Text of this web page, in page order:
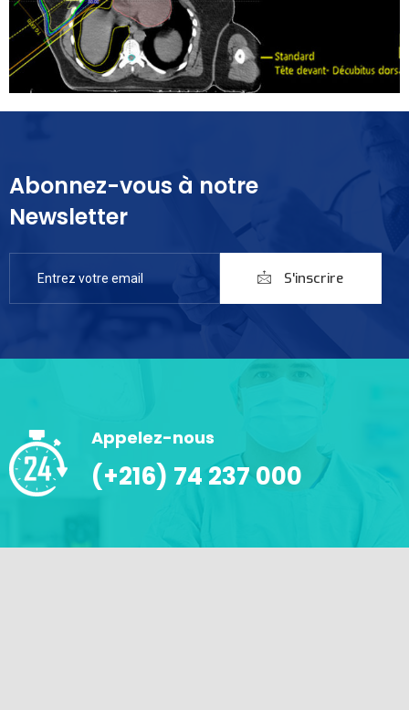
Abonnez-vous à notre
Newsletter
S'inscrire
Appelez-nous
(+216) 74 237 000